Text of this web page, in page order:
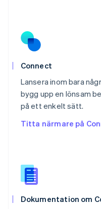
Connect
Lansera inom bara
bygg upp en lönsam
på ett enkelt sätt.
Titta närmare på
Dokumentation om
Português
Rumänien
English
DeutschFrançais
Singapore
English 简体中文
English
Español
Storbritannien
English
Sverige